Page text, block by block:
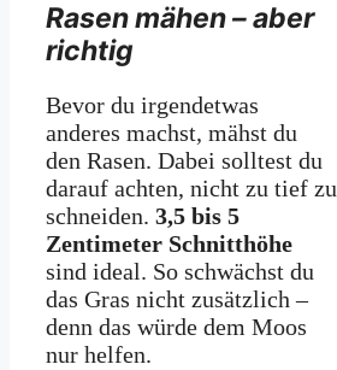
Rasen mähen – aber
richtig
Bevor du irgendetwas
anderes machst, mähst du
den Rasen. Dabei solltest du
darauf achten, nicht zu tief zu
schneiden. 3,5 bis 5
Zentimeter Schnitthöhe
sind ideal. So schwächst du
das Gras nicht zusätzlich –
denn das würde dem Moos
nur helfen.